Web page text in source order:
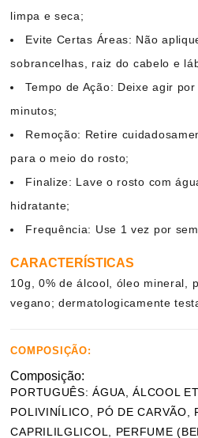
limpa e seca;
Evite Certas Áreas: Não
sobrancelhas, raiz do cabelo e
Tempo de Ação: Deixe agir
minutos;
Remoção: Retire
para o meio do rosto;
Finalize: Lave o rosto com
hidratante;
Frequência: Use 1 vez por
CARACTERÍSTICAS
10g, 0% de álcool, óleo mineral,
vegano; dermatologicamente
COMPOSIÇÃO:
Composição:
PORTUGUÊS: ÁGUA, ÁLCOOL
POLIVINÍLICO, PÓ DE CARVÃO,
CAPRILILGLICOL, PERFUME